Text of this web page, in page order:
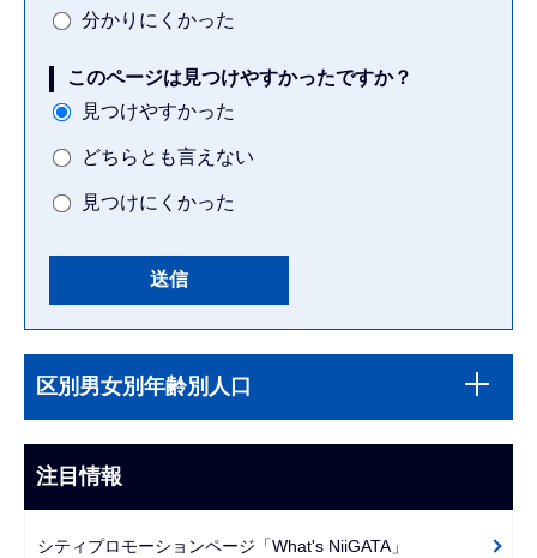
分かりにくかった
このページは見つけやすかったですか？
見つけやすかった
どちらとも言えない
見つけにくかった
文
こ
ま
で
ビ
ー
区別男女別年齢別人口
注目情報
シティプロモーションページ「What's NiiGATA」